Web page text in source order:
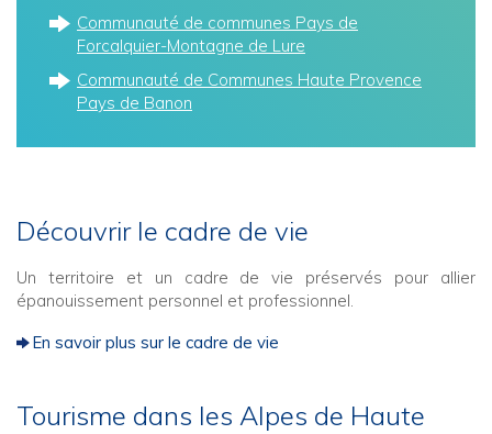
Communauté de communes Pays de
Forcalquier-Montagne de Lure
Communauté de Communes Haute Provence
Pays de Banon
Découvrir le cadre de vie
Un territoire et un cadre de vie préservés pour allier
épanouissement personnel et professionnel.
En savoir plus sur le cadre de vie
Tourisme dans les Alpes de Haute